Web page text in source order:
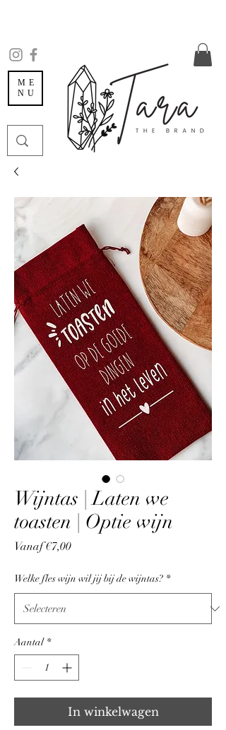
ME
NU
Wijntas | Laten we
toasten | Optie wijn
Vanaf€7,00Verkoopprijs
Welke fles wijn wil jij bij de wijntas? *
Aantal *
In winkelwagen